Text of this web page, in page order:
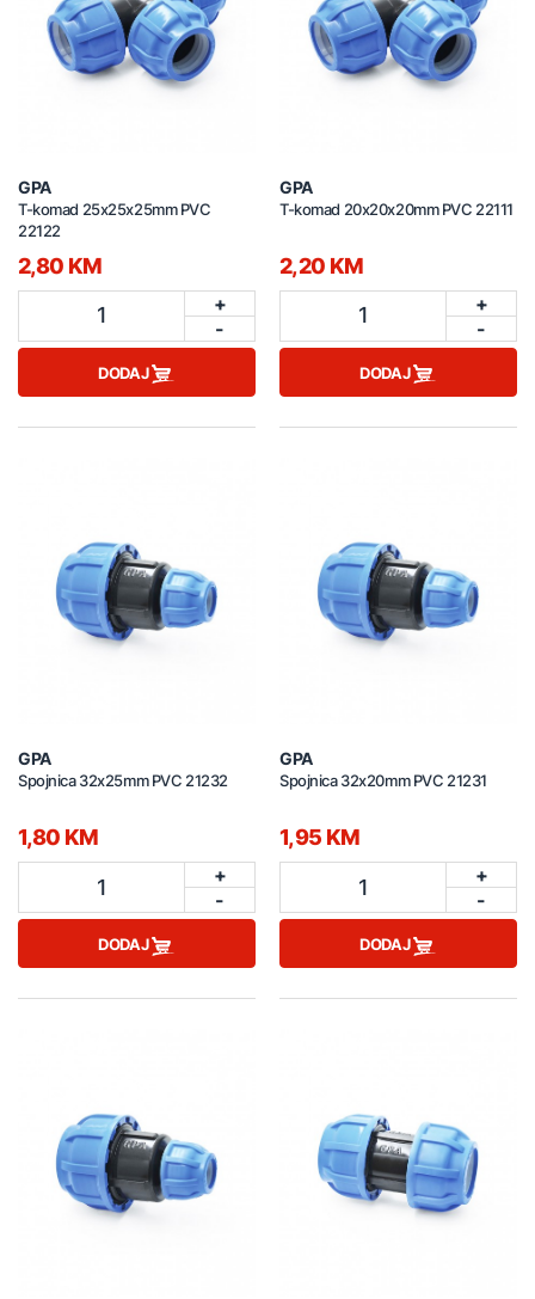
GPA
T-komad 25x25x25mm PVC
22122
2,80 KM
1
+
-
DODAJ
GPA
T-komad 20x20x20mm PVC 22111
2,20 KM
1
+
-
DODAJ
GPA
Spojnica 32x25mm PVC 21232
1,80 KM
1
+
-
DODAJ
GPA
Spojnica 32x20mm PVC 21231
1,95 KM
1
+
-
DODAJ